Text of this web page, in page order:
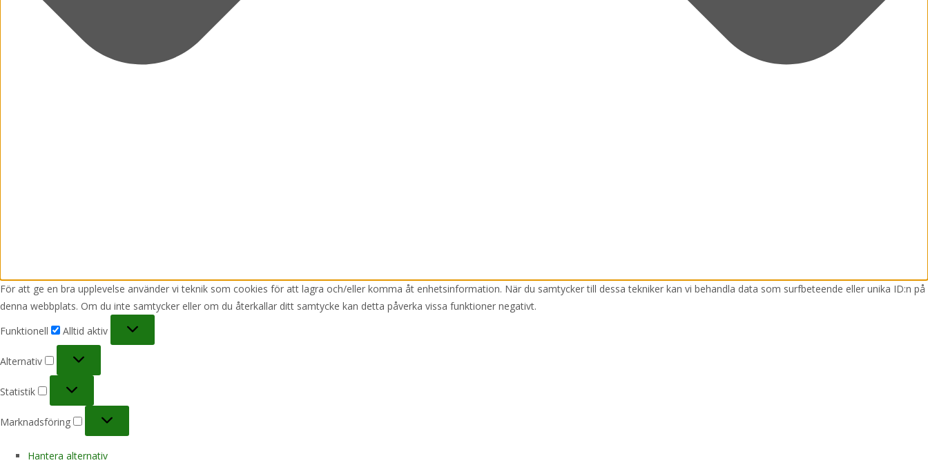
För att ge en bra upplevelse använder vi teknik som cookies för att lagra och/eller komma åt enhetsinformation. När du samtycker till dessa tekniker kan vi behandla data som surfbeteende eller unika ID:n på
denna webbplats. Om du inte samtycker eller om du återkallar ditt samtycke kan detta påverka vissa funktioner negativt.
Funktionell
Alltid aktiv
Alternativ
Statistik
Marknadsföring
Hantera alternativ